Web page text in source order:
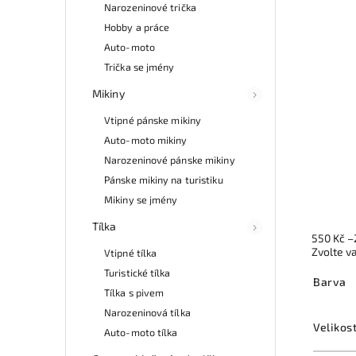
Narozeninové trička
Hobby a práce
Auto-moto
Trička se jmény
Mikiny
Vtipné pánske mikiny
Auto-moto mikiny
Narozeninové pánske mikiny
Pánske mikiny na turistiku
Mikiny se jmény
Tílka
Vtipné tílka
Turistické tílka
Tílka s pivem
Narozeninová tílka
Auto-moto tílka
550 Kč
Zvolte
Barva
Velikost